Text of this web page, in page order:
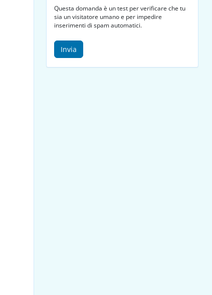
Questa domanda è un test per verificare che tu
sia un visitatore umano e per impedire
inserimenti di spam automatici.